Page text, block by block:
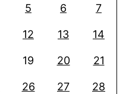
5 6 7
12 13 14
19 20 21
26 27 28